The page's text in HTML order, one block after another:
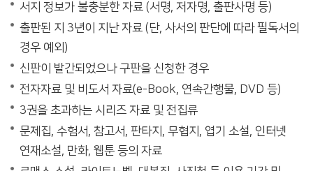
서지 정보가 불충분한 자료 (서명, 저자명, 출판사명 등)
출판된 지 3년이 지난 자료 (단, 사서의 판단에 따라 필독서의
경우 예외)
신판이 발간되었으나 구판을 신청한 경우
전자자료 및 비도서 자료(e-Book, 연속간행물, DVD 등)
3권을 초과하는 시리즈 자료 및 전집류
문제집, 수험서, 참고서, 판타지, 무협지, 엽기 소설, 인터넷
연재소설, 만화, 웹툰 등의 자료